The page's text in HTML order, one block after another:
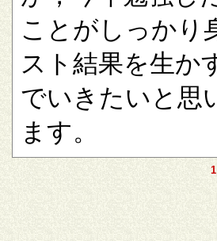
ことがしっかり
スト結果を生か
でいきたいと思
ます。
1